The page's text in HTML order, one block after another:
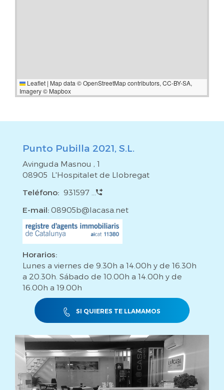
Leaflet | Map data ©OpenStreetMapcontributors, CC-BY-SA,
Imagery © Mapbox
Punto Pubilla 2021, S.L.
Avinguda Masnou , 1
08905 L'Hospitalet de Llobregat
Teléfono: 931597 ...
E-mail: 08905b@lacasa.net
Horarios:
Lunes a viernes de 9.30h a 14.00h y de 16.30h
a 20.30h. Sábado de 10.00h a 14.00h y de
16.00h a 19.00h
SI QUIERES TE LLAMAMOS